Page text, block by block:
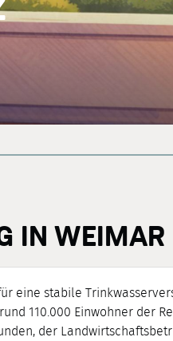
IN WEIMAR
eine stabile
110.000 Einwohner der
der